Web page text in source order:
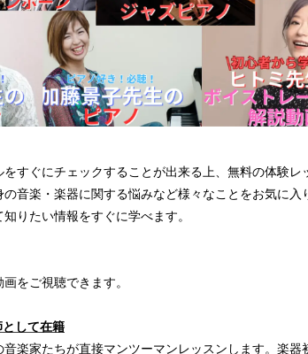
すぐにチェックすることが出来る上、無料の体験レ
音楽・楽器に関する悩みなど様々なことをお気に入
りたい情報をすぐに学べます。
をご視聴できます。
して在籍
楽家たちが直接マンツーマンレッスンします。楽器